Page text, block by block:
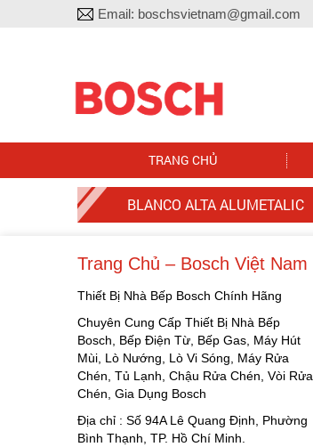
Email: boschsvietnam@gmail.com
TRANG CHỦ
BLANCO ALTA ALUMETALIC
Trang Chủ – Bosch Việt Nam
Thiết Bị Nhà Bếp Bosch Chính Hãng
Chuyên Cung Cấp Thiết Bị Nhà Bếp
Bosch, Bếp Điện Từ, Bếp Gas, Máy Hút
Mùi, Lò Nướng, Lò Vi Sóng, Máy Rửa
Chén, Tủ Lạnh, Chậu Rửa Chén, Vòi Rửa
Chén, Gia Dụng Bosch
Địa chỉ : Số 94A Lê Quang Định, Phường
Bình Thạnh, TP. Hồ Chí Minh.